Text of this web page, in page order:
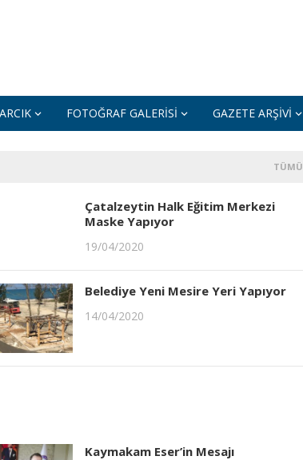
FOTOĞRAF GALERISI GAZETE ARŞIVI
TÜMÜ
Çatalzeytin Halk Eğitim Merkezi
Maske Yapıyor
19/04/2020
Belediye Yeni Mesire Yeri Yapıyor
14/04/2020
Kaymakam Eser’in Mesajı